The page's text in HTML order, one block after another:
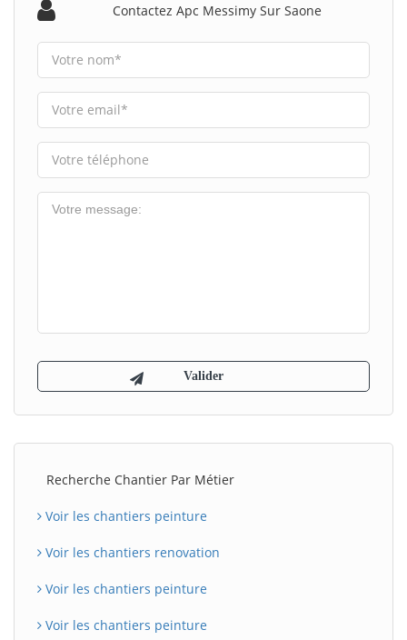
Contactez Apc Messimy Sur Saone
Recherche Chantier Par Métier
Voir les chantiers peinture
Voir les chantiers renovation
Voir les chantiers peinture
Voir les chantiers peinture